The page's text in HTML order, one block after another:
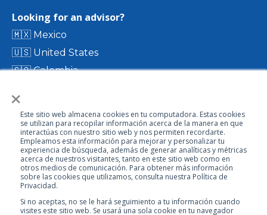
×
Este sitio web almacena cookies en tu computadora. Estas cookies
se utilizan para recopilar información acerca de la manera en que
interactúas con nuestro sitio web y nos permiten recordarte.
Empleamos esta información para mejorar y personalizar tu
experiencia de búsqueda, además de generar analíticas y métricas
acerca de nuestros visitantes, tanto en este sitio web como en
otros medios de comunicación. Para obtener más información
sobre las cookies que utilizamos, consulta nuestra Política de
Privacidad.
Si no aceptas, no se le hará seguimiento a tu información cuando
visites este sitio web. Se usará una sola cookie en tu navegador
Looking for an advisor?
🇲🇽 Mexico
🇺🇸 United States
🇨🇴 Colombia
🇨🇱 Chile
🇪🇨 Ecuador
🇬🇹 Guatemala
Visit our directory